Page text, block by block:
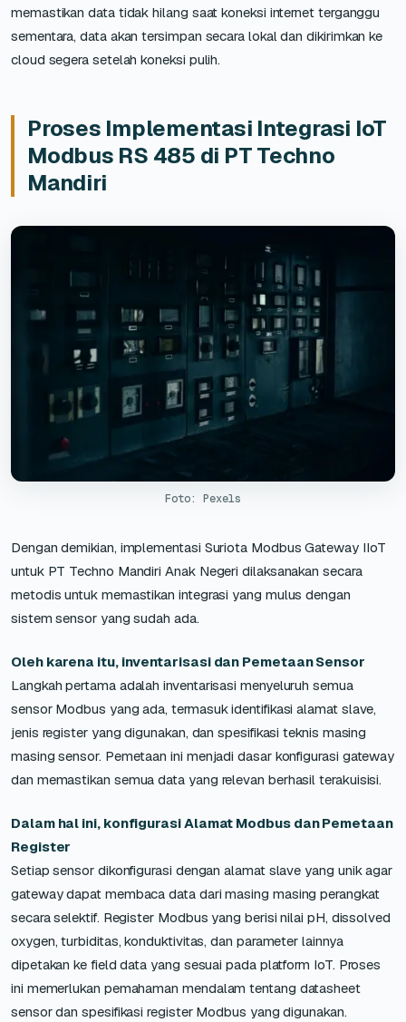
memastikan data tidak hilang saat koneksi internet terganggu
sementara, data akan tersimpan secara lokal dan dikirimkan ke
cloud segera setelah koneksi pulih.
Proses Implementasi Integrasi IoT
Modbus RS 485 di PT Techno
Mandiri
Foto: Pexels
Dengan demikian, implementasi Suriota Modbus Gateway IIoT
untuk PT Techno Mandiri Anak Negeri dilaksanakan secara
metodis untuk memastikan integrasi yang mulus dengan
sistem sensor yang sudah ada.
Oleh karena itu, inventarisasi dan Pemetaan Sensor
Langkah pertama adalah inventarisasi menyeluruh semua
sensor Modbus yang ada, termasuk identifikasi alamat slave,
jenis register yang digunakan, dan spesifikasi teknis masing
masing sensor. Pemetaan ini menjadi dasar konfigurasi gateway
dan memastikan semua data yang relevan berhasil terakuisisi.
Dalam hal ini, konfigurasi Alamat Modbus dan Pemetaan
Register
Setiap sensor dikonfigurasi dengan alamat slave yang unik agar
gateway dapat membaca data dari masing masing perangkat
secara selektif. Register Modbus yang berisi nilai pH, dissolved
oxygen, turbiditas, konduktivitas, dan parameter lainnya
dipetakan ke field data yang sesuai pada platform IoT. Proses
ini memerlukan pemahaman mendalam tentang datasheet
sensor dan spesifikasi register Modbus yang digunakan.